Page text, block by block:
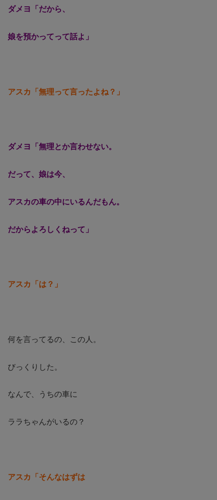
ダメヨ「だから、
娘を預かってって話よ」
アスカ「無理って言ったよね？」
ダメヨ「無理とか言わせない。
だって、娘は今、
アスカの車の中にいるんだもん。
だからよろしくねって」
アスカ「は？」
何を言ってるの、この人。
びっくりした。
なんで、うちの車に
ララちゃんがいるの？
アスカ「そんなはずは